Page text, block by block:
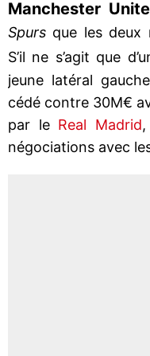
Manchester
Spurs que les deux
S’il ne s’agit que
jeune latéral
cédé contre 30M€
par le Real Madrid
négociations avec